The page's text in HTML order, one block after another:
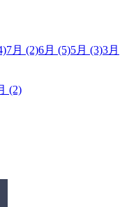
7月 (2)6月 (5)5月 (3)3月
(2)